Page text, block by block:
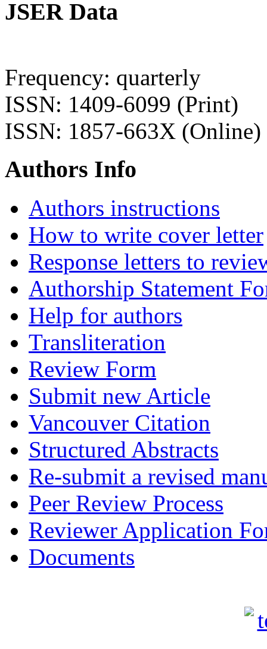
JSER Data
Frequency: quarterly
ISSN: 1409-6099 (Print)
ISSN: 1857-663X (Online)
Authors Info
Authors instructions
How to write cover letter
Response letters to
Authorship Statement
Help for authors
Transliteration
Review Form
Submit new Article
Vancouver Citation
Structured Abstracts
Re-submit a revised
Peer Review Process
Reviewer Application
Documents